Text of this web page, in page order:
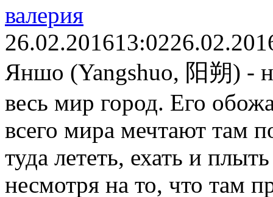
валерия
26.02.201613:02
Яншо (Yangshuo, 阳朔) -
весь мир город. Его
всего мира мечтают там
туда лететь, ехать и
несмотря на то, что там